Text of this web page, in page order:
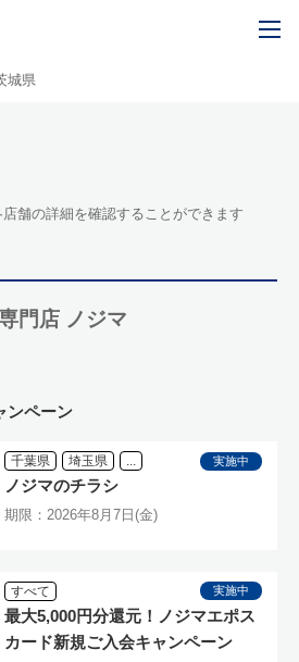
城県
舗の詳細を確認することができます
門店 ノジマ
ンペーン
千葉県 埼玉県 ... 実施中
ノジマのチラシ
期限：2026年8月7日(金)
すべて 実施中
最大5,000円分還元！ノジマエポス
カード新規ご入会キャンペーン